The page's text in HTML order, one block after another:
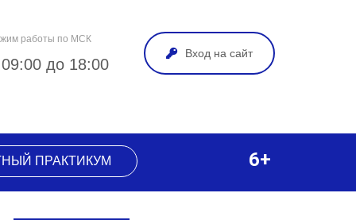
работы по МСК
до 18:00
Вход на сайт
ПРАКТИКУМ 6+